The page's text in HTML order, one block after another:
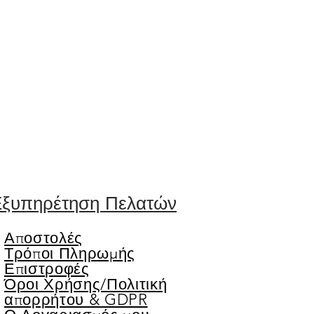
Πελατών
Αποστολές
Τρόποι Πληρωμής
Επιστροφές
Όροι Χρήσης/Πολιτική
απορρήτου & GDPR